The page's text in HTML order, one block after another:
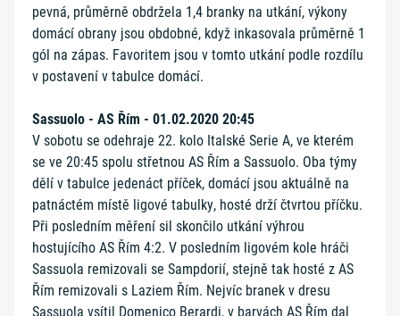
pevná, průměrně obdržela 1,4 branky na utkání, výkony
domácí obrany jsou obdobné, když inkasovala průměrně 1
gól na zápas. Favoritem jsou v tomto utkání podle rozdílu
v postavení v tabulce domácí.
Sassuolo - AS Řím - 01.02.2020 20:45
V sobotu se odehraje 22. kolo Italské Serie A, ve kterém
se ve 20:45 spolu střetnou AS Řím a Sassuolo. Oba týmy
dělí v tabulce jedenáct příček, domácí jsou aktuálně na
patnáctém místě ligové tabulky, hosté drží čtvrtou příčku.
Při posledním měření sil skončilo utkání výhrou
hostujícího AS Řím 4:2. V posledním ligovém kole hráči
Sassuola remizovali se Sampdorií, stejně tak hosté z AS
Řím remizovali s Laziem Řím. Nejvíc branek v dresu
Sassuola vsítil Domenico Berardi, v barvách AS Řím dal